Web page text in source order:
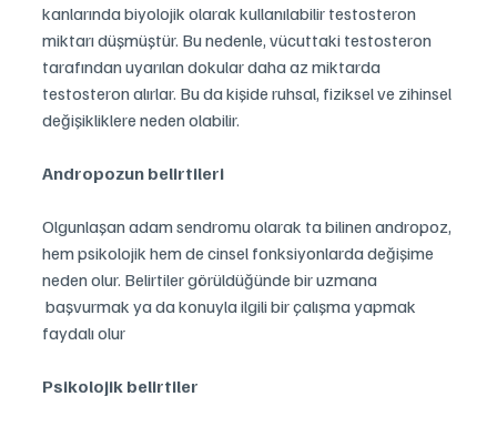
kanlarında biyolojik olarak kullanılabilir testosteron
miktarı düşmüştür. Bu nedenle, vücuttaki testosteron
tarafından uyarılan dokular daha az miktarda
testosteron alırlar. Bu da kişide ruhsal, fiziksel ve zihinsel
değişikliklere neden olabilir.
Andropozun belirtileri
Olgunlaşan adam sendromu olarak ta bilinen andropoz,
hem psikolojik hem de cinsel fonksiyonlarda değişime
neden olur. Belirtiler görüldüğünde bir uzmana
başvurmak ya da konuyla ilgili bir çalışma yapmak
faydalı olur
Psikolojik belirtiler